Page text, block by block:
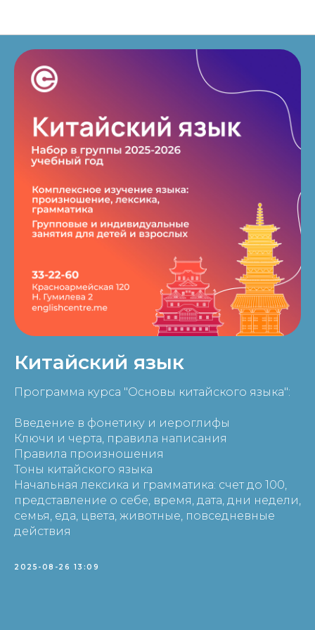
Китайский язык
Программа курса "Основы китайского языка":
Введение в фонетику и иероглифы
Ключи и черта, правила написания
Правила произношения
Тоны китайского языка
Начальная лексика и грамматика: счет до 100,
представление о себе, время, дата, дни недели,
семья, еда, цвета, животные, повседневные
действия
2025-08-26 13:09